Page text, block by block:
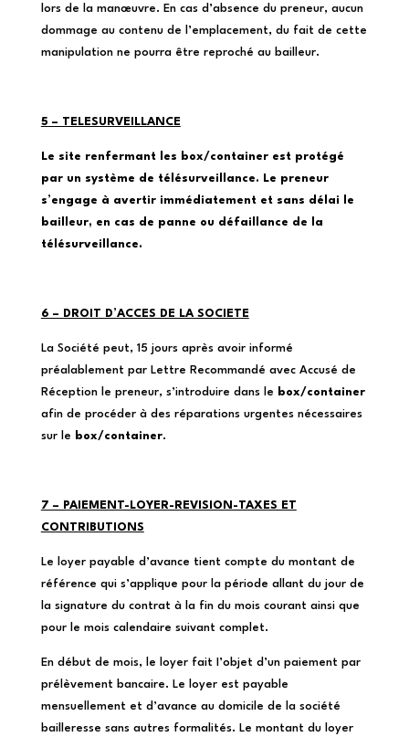
lors de la manœuvre. En cas d’absence du preneur, aucun
dommage au contenu de l’emplacement, du fait de cette
manipulation ne pourra être reproché au bailleur.
5 – TELESURVEILLANCE
Le site renfermant les box/container est protégé
par un système de télésurveillance. Le preneur
s’engage à avertir immédiatement et sans délai le
bailleur, en cas de panne ou défaillance de la
télésurveillance.
6 – DROIT D’ACCES DE LA SOCIETE
La Société peut, 15 jours après avoir informé
préalablement par Lettre Recommandé avec Accusé de
Réception le preneur, s’introduire dans le
box/container
afin de procéder à des réparations urgentes nécessaires
sur le
box/container.
7 – PAIEMENT-LOYER-REVISION-TAXES ET
CONTRIBUTIONS
Le loyer payable d’avance tient compte du montant de
référence qui s’applique pour la période allant du jour de
la signature du contrat à la fin du mois courant ainsi que
pour le mois calendaire suivant complet.
En début de mois, le loyer fait I’objet d’un paiement par
prélèvement bancaire. Le loyer est payable
mensuellement et d’avance au domicile de la société
bailleresse sans autres formalités. Le montant du loyer